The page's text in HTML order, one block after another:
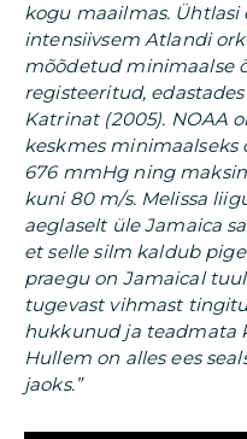
kogu maailmas. Ühtlasi
intensiivsem Atlandi
mõõdetud minimaalse
registeeritud,
Katrinat (2005). NOAA
keskmes minimaalseks
676 mmHg ning
kuni 80 m/s. Melissa
aeglaselt üle Jamaica
et selle silm kaldub
praegu on Jamaical
tugevast vihmast
hukkunud ja teadmata
Hullem on alles ees
jaoks.”